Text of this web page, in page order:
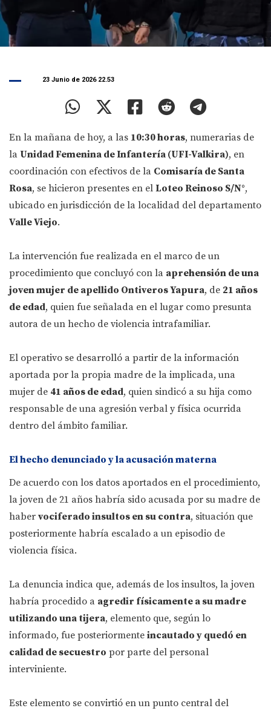
23 Junio de 2026 22.53
En la mañana de hoy, a las 10:30 horas, numerarias de
la Unidad Femenina de Infantería (UFI-Valkira), en
coordinación con efectivos de la Comisaría de Santa
Rosa, se hicieron presentes en el Loteo Reinoso S/N°,
ubicado en jurisdicción de la localidad del departamento
Valle Viejo.
La intervención fue realizada en el marco de un
procedimiento que concluyó con la aprehensión de una
joven mujer de apellido Ontiveros Yapura, de 21 años
de edad, quien fue señalada en el lugar como presunta
autora de un hecho de violencia intrafamiliar.
El operativo se desarrolló a partir de la información
aportada por la propia madre de la implicada, una
mujer de 41 años de edad, quien sindicó a su hija como
responsable de una agresión verbal y física ocurrida
dentro del ámbito familiar.
El hecho denunciado y la acusación materna
De acuerdo con los datos aportados en el procedimiento,
la joven de 21 años habría sido acusada por su madre de
haber vociferado insultos en su contra, situación que
posteriormente habría escalado a un episodio de
violencia física.
La denuncia indica que, además de los insultos, la joven
habría procedido a agredir físicamente a su madre
utilizando una tijera, elemento que, según lo
informado, fue posteriormente incautado y quedó en
calidad de secuestro por parte del personal
interviniente.
Este elemento se convirtió en un punto central del